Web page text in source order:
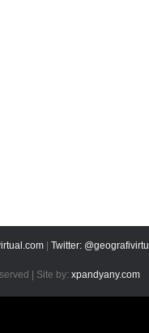
Twitter:
| Site by: xpandyany.com